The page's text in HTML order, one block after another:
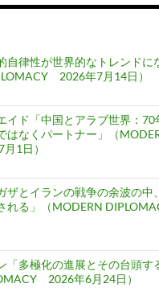
自律性が世界的なトレンドに
2026年7月14日）
イド「中国とアラブ世界：70
はなくパートナー」（
1日）
ザとイランの戦争の余波の中
れる」（MODERN
「多極化の進展とその台頭す
2026年6月24日）